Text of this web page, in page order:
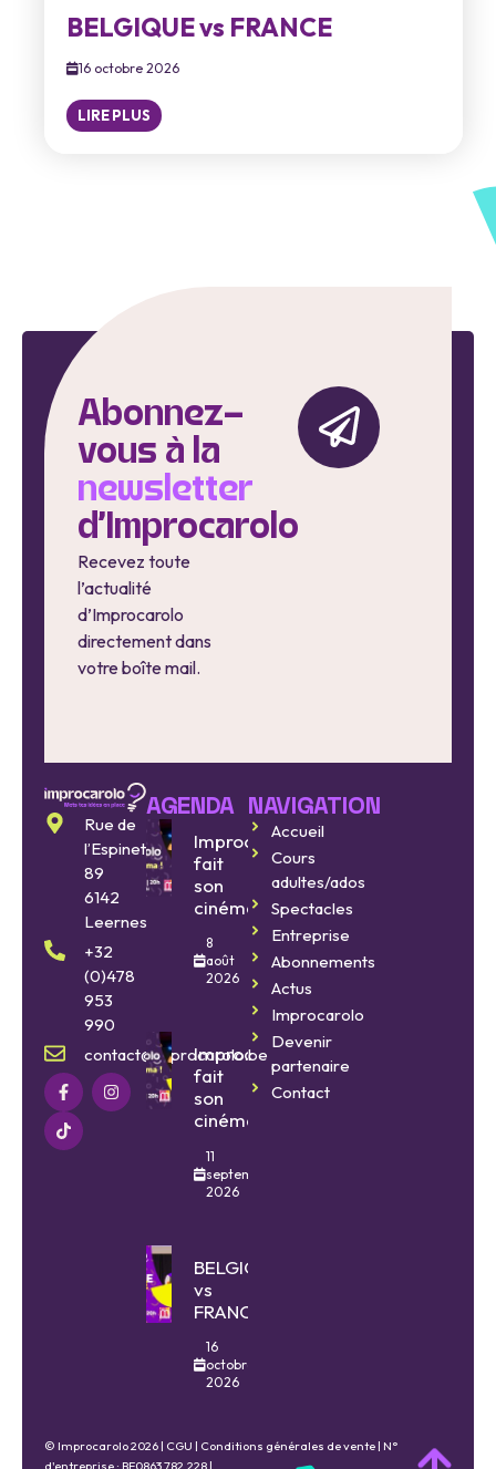
BELGIQUE vs FRANCE
16 octobre 2026
LIRE PLUS
Abonnez-
vous à la
newsletter
d'Improcarolo
Recevez toute
l’actualité
d’Improcarolo
directement dans
votre boîte mail.
Rue de
l’Espinette
89
6142
Leernes
+32
(0)478
953
990
contact@improcarolo.be
AGENDA
Improcarolo
fait
son
cinéma
8
août
2026
Improcarolo
fait
son
cinéma
11
septembre
2026
BELGIQUE
vs
FRANCE
16
octobre
2026
NAVIGATION
Accueil
Cours
adultes/ados
Spectacles
Entreprise
Abonnements
Actus
Improcarolo
Devenir
partenaire
Contact
© Improcarolo 2026 | CGU | Conditions générales de vente | N°